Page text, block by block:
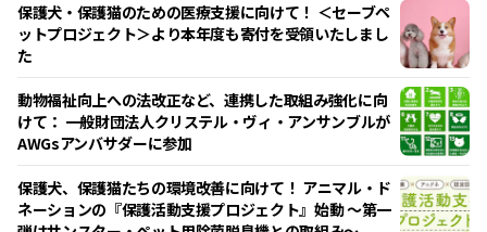
保護犬・保護猫のための医療支援に向けて！ ＜セーブペ
ットプロジェクト＞より本年度も寄付を受領いたしまし
た
動物福祉向上への法改正など、連携した取組み強化に向
けて： 一般財団法人クリステル・ヴィ・アンサンブルが
AWGsアンバサダーに参加
保護犬、保護猫たちの環境改善に向けて！ アニマル・ド
ネーションの『保護活動支援プロジェクト』始動 ～第一